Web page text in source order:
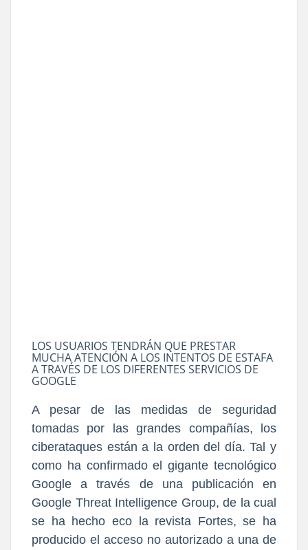
LOS USUARIOS TENDRÁN QUE PRESTAR
MUCHA ATENCIÓN A LOS INTENTOS DE ESTAFA
A TRAVÉS DE LOS DIFERENTES SERVICIOS DE
GOOGLE
A pesar de las medidas de seguridad
tomadas por las grandes compañías, los
ciberataques están a la orden del día. Tal y
como ha confirmado el gigante tecnológico
Google a través de una publicación en
Google Threat Intelligence Group, de la cual
se ha hecho eco la revista Fortes, se ha
producido el acceso no autorizado a una de